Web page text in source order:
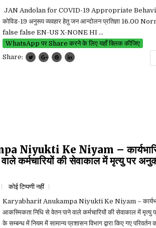
JAN Andolan for COVID-19 Appropriate
कोविड-19 अनुरूप व्यवहार हेतु जन आन्दोलन प्रतिज्ञा 16.00
false false EN-US X-NONE HI ...
WhatsApp पर Share करने के लिए यहाँ क्लिक कीजिए
Share:
Niyukti Ke Niyam –
कर्मचारियों की सेवाकाल में मृत्यु पर
कोई टिप्पणी नहीं
Karyabharit Anukampa Niyukti Ke Niyam –
आकस्मिकता निधि से वेतन पाने वाले कर्मचारियों की सेवाकाल में मृत्यु
के सम्बन्ध में नियम में सामान्य प्रशासन विभाग द्वारा किए गए परिवर्तन